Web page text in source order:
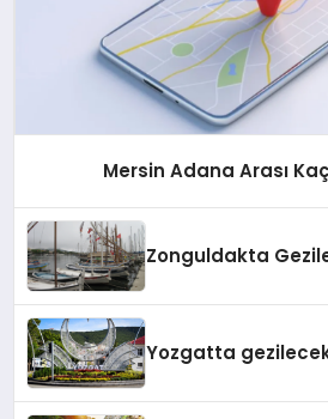
Mersin Adana Arası
Zonguldakta
Yozgatta